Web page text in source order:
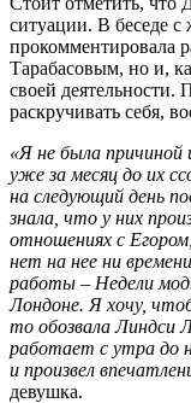
ситуации. В беседе с
прокомментировала
Тарабасовым, но и,
своей деятельности.
раскручивать себя,
«Я не была причиной
уже за месяц до их
на следующий день
знала, что у них
отношениях с
нет на нее ни
работы – Недели
Лондоне. Я хочу,
то обозвала Линдси
работает с утра до
и произвел
девушка.